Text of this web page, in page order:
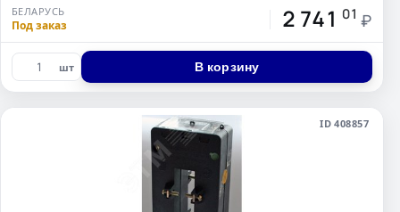
БЕЛАРУСЬ
Под заказ 2 741 01 ₽
шт В корзину
ID 408857